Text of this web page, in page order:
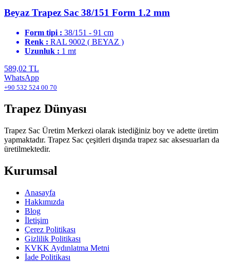
Beyaz Trapez Sac 38/151 Form 1.2 mm
Form tipi : 38/151 - 91 cm
Renk : RAL 9002 ( BEYAZ )
Uzunluk : 1 mt
589,02 TL
WhatsApp
+90 532 524 00 70
Trapez Dünyası
Trapez Sac Üretim Merkezi olarak istediğiniz boy ve adette üretim
yapmaktadır. Trapez Sac çeşitleri dışında trapez sac aksesuarları da
üretilmektedir.
Kurumsal
Anasayfa
Hakkımızda
Blog
İletişim
Çerez Politikası
Gizlilik Politikası
KVKK Aydınlatma Metni
İade Politikası